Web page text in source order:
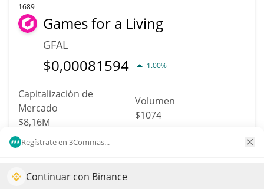
Regístrate en 3Commas...
Continuar con Binance
1689
Games for a Living
GFAL
$0,00081594 1.00%
Capitalización de
Mercado
$8,16M
Volumen
$1074
Impulse el crecimiento de su portafolio con IA